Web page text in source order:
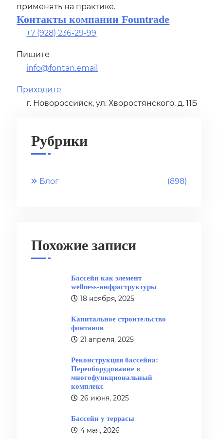
применять на практике.
Контакты компании Fountrade
+7 (928) 236-29-99
Пишите
info@fontan.email
Приходите
г. Новороссийск, ул. Хворостянского, д. 11Б
Рубрики
Блог (898)
Похожие записи
Бассейн как элемент
wellness‑инфраструктуры
18 ноября, 2025
Капитальное строительство
фонтанов
21 апреля, 2025
Реконструкция бассейна:
Переоборудование в
многофункциональный
комплекс
26 июня, 2025
Бассейн у террасы
4 мая, 2026